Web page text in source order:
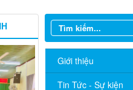
Giới thiệu
Tin Tức - Sự kiện